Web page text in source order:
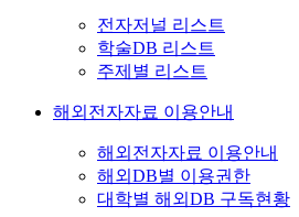
전자저널 리스트
학술DB 리스트
주제별 리스트
해외전자자료 이용안내
해외전자자료 이용안내
해외DB별 이용권한
대학별 해외DB 구독현황